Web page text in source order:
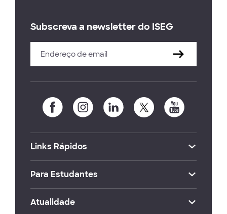
Subscreva a newsletter do ISEG
Links Rápidos
Para Estudantes
Atualidade